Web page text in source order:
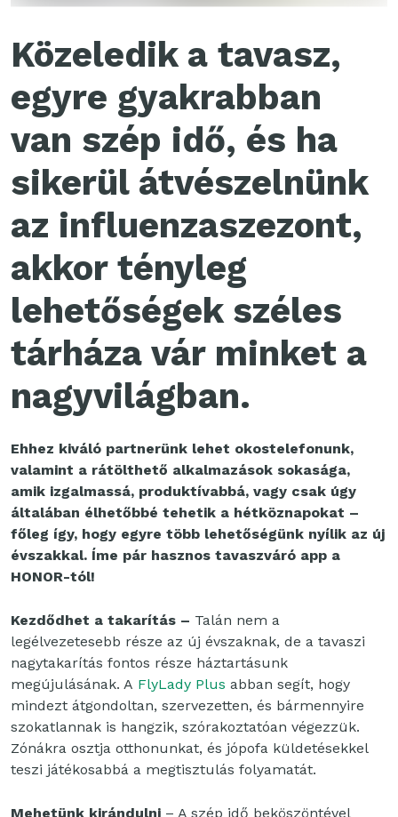
Közeledik a tavasz,
egyre gyakrabban
van szép idő, és ha
sikerül átvészelnünk
az influenzaszezont,
akkor tényleg
lehetőségek széles
tárháza vár minket a
nagyvilágban.
Ehhez kiváló partnerünk lehet okostelefonunk,
valamint a rátölthető alkalmazások sokasága,
amik izgalmassá, produktívabbá, vagy csak úgy
általában élhetőbbé tehetik a hétköznapokat –
főleg így, hogy egyre több lehetőségünk nyílik az új
évszakkal. Íme pár hasznos tavaszváró app a
HONOR-tól!
Kezdődhet a takarítás – Talán nem a
legélvezetesebb része az új évszaknak, de a tavaszi
nagytakarítás fontos része háztartásunk
megújulásának. A FlyLady Plus abban segít, hogy
mindezt átgondoltan, szervezetten, és bármennyire
szokatlannak is hangzik, szórakoztatóan végezzük.
Zónákra osztja otthonunkat, és jópofa küldetésekkel
teszi játékosabbá a megtisztulás folyamatát.
Mehetünk kirándulni – A szép idő beköszöntével